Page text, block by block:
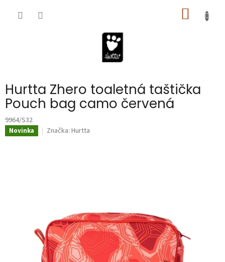
KOŠÍK
Hurtta Zhero toaletná taštička
Pouch bag camo červená
9964/S32
Novinka Značka: Hurtta